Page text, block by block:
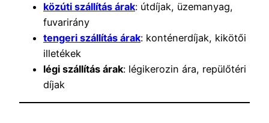
közúti szállítás árak: útdíjak, üzemanyag,
fuvarirány
tengeri szállítás árak: konténerdíjak, kikötői
illetékek
légi szállítás árak: légikerozin ára, repülőtéri
díjak